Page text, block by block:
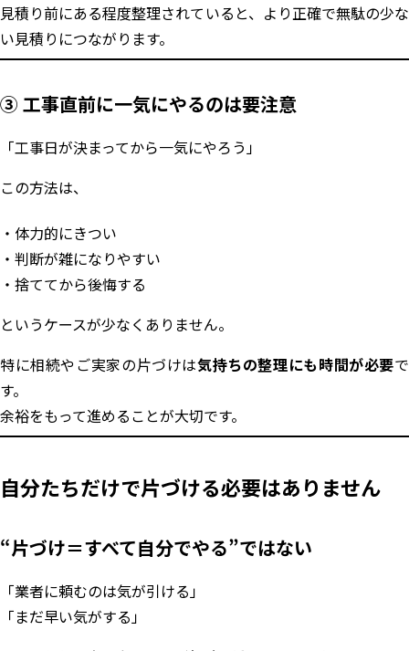
見積り前にある程度整理されていると、より正確で無駄の少な
い見積りにつながります。
③ 工事直前に一気にやるのは要注意
「工事日が決まってから一気にやろう」
この方法は、
体力的にきつい
判断が雑になりやすい
捨ててから後悔する
というケースが少なくありません。
特に相続やご実家の片づけは気持ちの整理にも時間が必要で
す。
余裕をもって進めることが大切です。
自分たちだけで片づける必要はありません
“片づけ＝すべて自分でやる”ではない
「業者に頼むのは気が引ける」
「まだ早い気がする」